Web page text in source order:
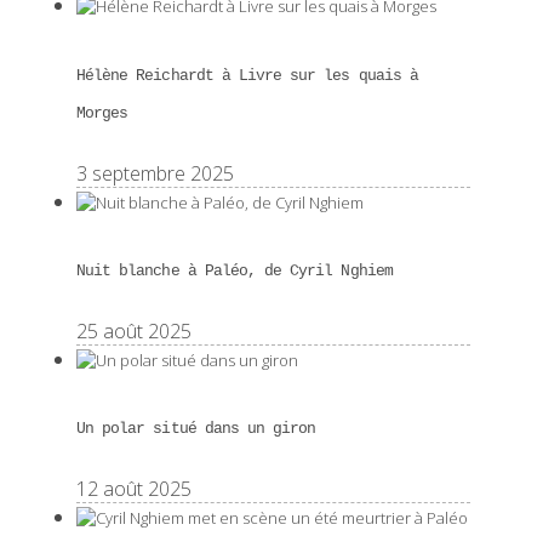
Hélène Reichardt à Livre sur les quais à
Morges
3 septembre 2025
Nuit blanche à Paléo, de Cyril Nghiem
25 août 2025
Un polar situé dans un giron
12 août 2025